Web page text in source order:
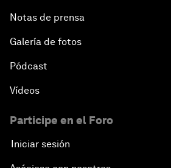
Notas de prensa
Galería de fotos
Pódcast
Vídeos
Participe en el Foro
Iniciar sesión